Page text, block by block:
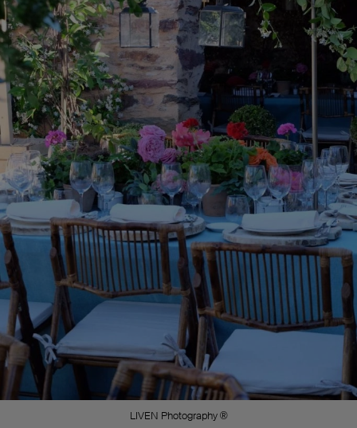
LIVEN Photography ®